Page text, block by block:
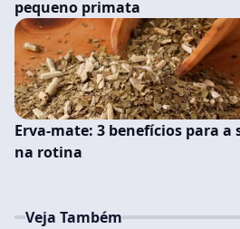
pequeno primata
Erva-mate: 3 benefícios para
na rotina
Veja Também